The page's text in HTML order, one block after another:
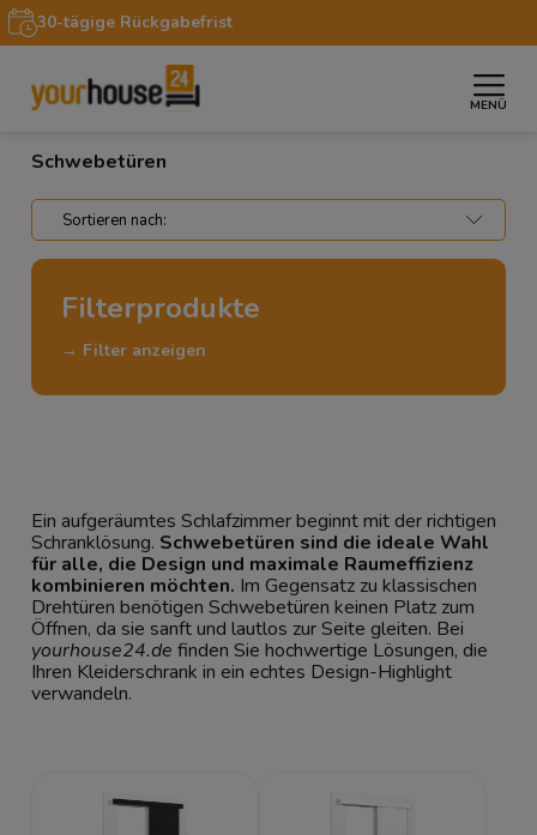
30-tägige Rückgabefrist
MENÜ
Startseite » Möbel
Schwebetüren
Filterprodukte
→ Filter anzeigen
Ein aufgeräumtes Schlafzimmer beginnt mit der richtigen
Schranklösung. Schwebetüren sind die ideale Wahl
für alle, die Design und maximale Raumeffizienz
kombinieren möchten. Im Gegensatz zu klassischen
Drehtüren benötigen Schwebetüren keinen Platz zum
Öffnen, da sie sanft und lautlos zur Seite gleiten. Bei
yourhouse24.de finden Sie hochwertige Lösungen, die
Ihren Kleiderschrank in ein echtes Design-Highlight
verwandeln.